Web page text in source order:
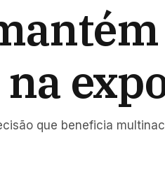
que beneficia